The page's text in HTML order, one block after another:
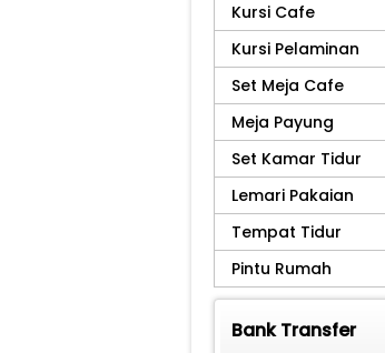
Kursi Cafe
Kursi Pelaminan
Set Meja Cafe
Meja Payung
Set Kamar Tidur
Lemari Pakaian
Tempat Tidur
Pintu Rumah
Bank Transfer